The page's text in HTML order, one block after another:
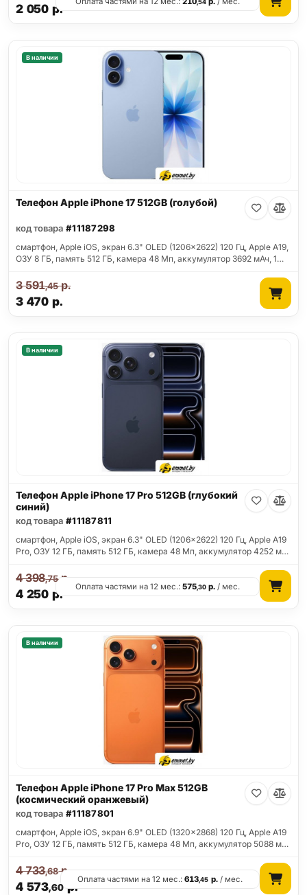
2 050 р.
,54
В наличии
Телефон Apple iPhone 17 512GB (голубой)
код товара #11187298
смартфон, Apple iOS, экран 6.3" OLED (1206x2622) 120 Гц, Apple A19,
ОЗУ 8 ГБ, память 512 ГБ, камера 48 Мп, аккумулятор 3692 мАч, 1…
3 470 р.
3 591,45р.
В наличии
Телефон Apple iPhone 17 Pro 512GB (глубокий
синий)
код товара #11187811
смартфон, Apple iOS, экран 6.3" OLED (1206x2622) 120 Гц, Apple A19
Pro, ОЗУ 12 ГБ, память 512 ГБ, камера 48 Мп, аккумулятор 4252 м…
4 250 р.
4 398,75р.
Оплата частями на 12 мес.:575,30 р. / мес.
В наличии
Телефон Apple iPhone 17 Pro Max 512GB
(космический оранжевый)
код товара #11187801
смартфон, Apple iOS, экран 6.9" OLED (1320x2868) 120 Гц, Apple A19
Pro, ОЗУ 12 ГБ, память 512 ГБ, камера 48 Мп, аккумулятор 5088 м…
4 573,60 р.
4 733,68р.
Оплата частями на 12 мес.:613,45 р./ мес.